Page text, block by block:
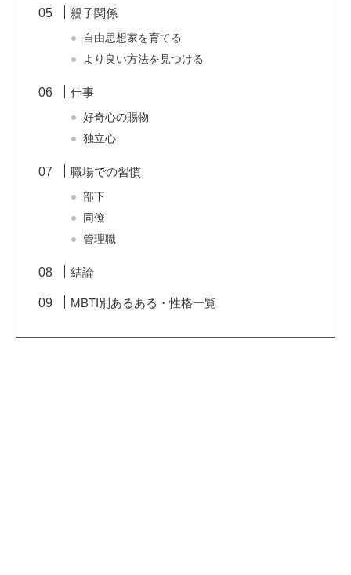
親子関係
自由思想家を育てる
より良い方法を見つける
仕事
好奇心の賜物
独立心
職場での習慣
部下
同僚
管理職
結論
MBTI別あるある・性格一覧